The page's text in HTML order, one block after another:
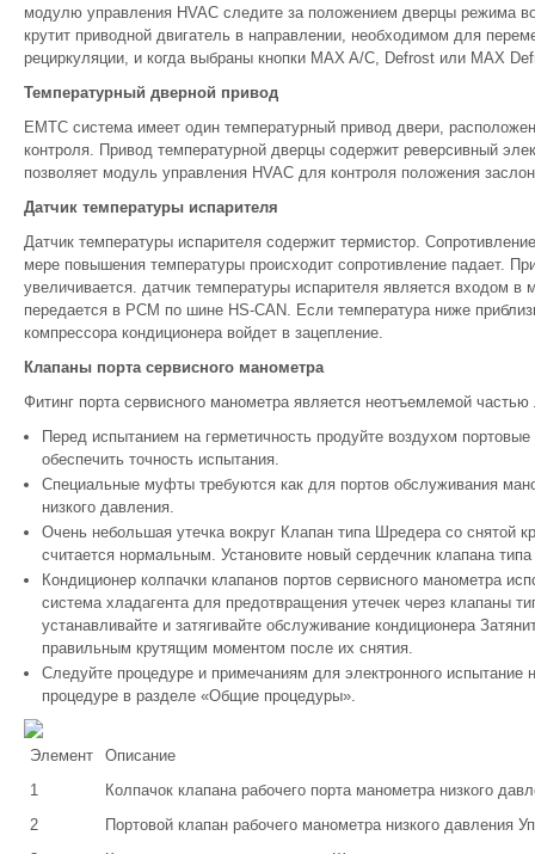
модулю управления HVAC следите за положением дверцы режима
крутит приводной двигатель в направлении, необходимом для
рециркуляции, и когда выбраны кнопки MAX A/C, Defrost или MAX
Температурный дверной привод
EMTC система имеет один температурный привод двери,
контроля. Привод температурной дверцы содержит реверсивный
позволяет модуль управления HVAC для контроля положения
Датчик температуры испарителя
Датчик температуры испарителя содержит термистор.
мере повышения температуры происходит сопротивление падает.
увеличивается. датчик температуры испарителя является входом
передается в PCM по шине HS-CAN. Если температура ниже
компрессора кондиционера войдет в зацепление.
Клапаны порта сервисного манометра
Фитинг порта сервисного манометра является неотъемлемой
Перед испытанием на герметичность продуйте воздухом
обеспечить точность испытания.
Специальные муфты требуются как для портов обслуживания
низкого давления.
Очень небольшая утечка вокруг Клапан типа Шредера со снятой
считается нормальным. Установите новый сердечник клапана
Кондиционер колпачки клапанов портов сервисного манометра
система хладагента для предотвращения утечек через клапаны
устанавливайте и затягивайте обслуживание кондиционера
правильным крутящим моментом после их снятия.
Следуйте процедуре и примечаниям для электронного
процедуре в разделе «Общие процедуры».
Элемент
Описание
1
Колпачок клапана рабочего порта манометра низкого
2
Портовой клапан рабочего манометра низкого давления